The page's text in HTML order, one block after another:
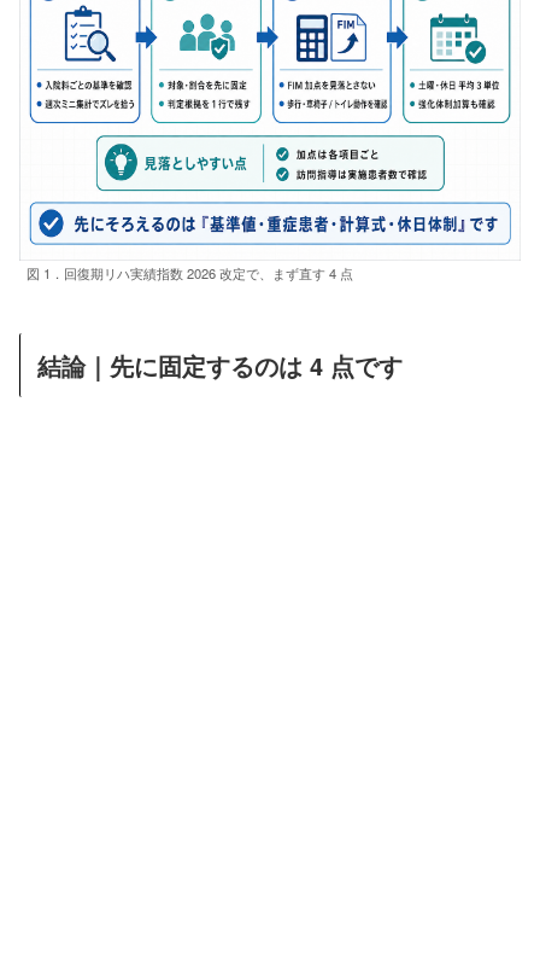
図 1．回復期リハ実績指数 2026 改定で、まず直す 4 点
結論｜先に固定するのは 4 点です